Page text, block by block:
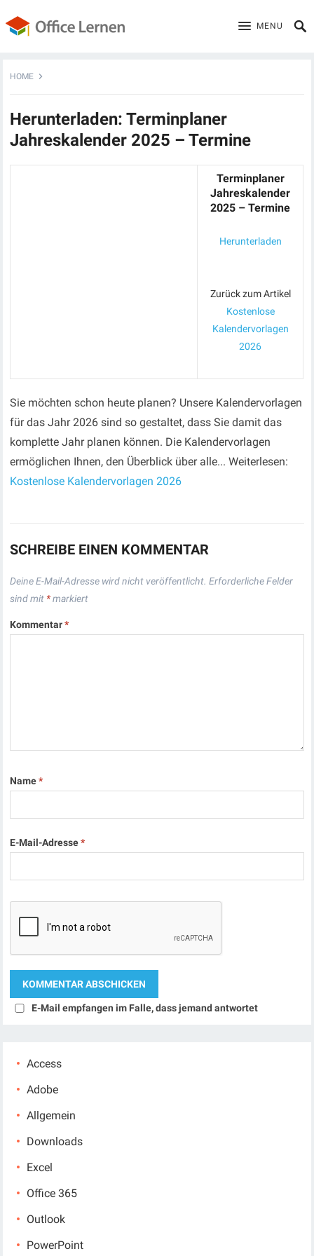
MENU
HOME
Herunterladen: Terminplaner
Jahreskalender 2025 – Termine
Terminplaner
Jahreskalender
2025 – Termine
Herunterladen
Zurück zum Artikel
Kostenlose
Kalendervorlagen
2026
Sie möchten schon heute planen? Unsere Kalendervorlagen
für das Jahr 2026 sind so gestaltet, dass Sie damit das
komplette Jahr planen können. Die Kalendervorlagen
ermöglichen Ihnen, den Überblick über alle... Weiterlesen:
Kostenlose Kalendervorlagen 2026
SCHREIBE EINEN KOMMENTAR
Deine E-Mail-Adresse wird nicht veröffentlicht. Erforderliche Felder
sind mit *markiert
Kommentar*
Name*
E-Mail-Adresse*
E-Mail empfangen im Falle, dass jemand antwortet
Access
Adobe
Allgemein
Downloads
Excel
Office 365
Outlook
PowerPoint